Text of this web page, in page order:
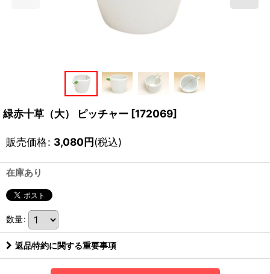
緑赤十草（大） ピッチャー [172069]
販売価格: 3,080円(税込)
在庫あり
数量:
返品特約に関する重要事項